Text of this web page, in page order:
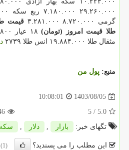
گرمی ۸.۷۲۰.۰۰۰ ۳.۲۸۱.۰۰۰
قیمت
طلا قیمت امروز (تومان)
مثقال طلا ۱۹.۸۸۴.۰۰۰ انس طلا ۲۷۳۹
منبع: پول من
1403/08/05
10:08:01
5.0
/ 5
تگهای خبر:
بازار , دلار , سكه
این مطلب را می پسندید؟ (1)